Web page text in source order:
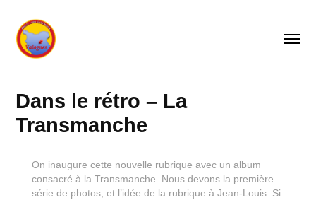
Dans le rétro – La
Transmanche
On inaugure cette nouvelle rubrique avec un album
consacré à la Transmanche. Nous devons la première
série de photos, et l’idée de la rubrique à Jean-Louis. Si